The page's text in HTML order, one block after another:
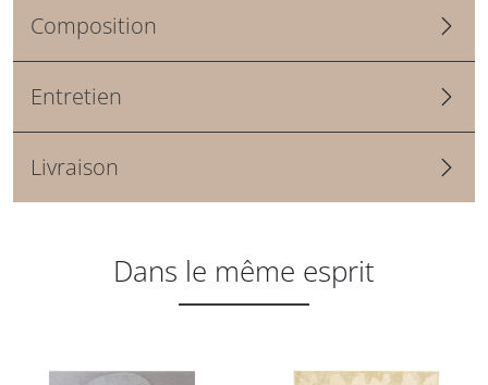
Composition
Entretien
Livraison
Dans le même esprit